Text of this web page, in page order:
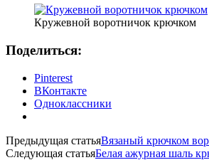
Кружевной воротничок крючком
Поделиться:
Pinterest
ВКонтакте
Одноклассники
Предыдущая статьяВязаный крючком
Следующая статьяБелая ажурная шаль